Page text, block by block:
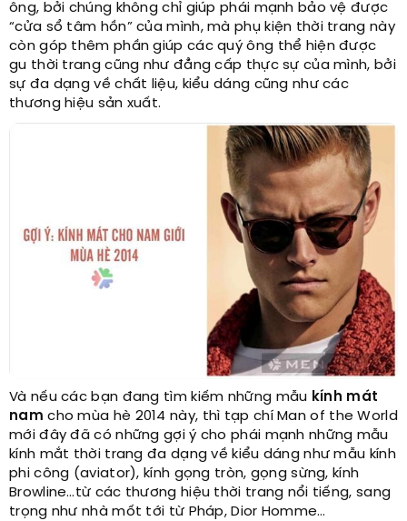
ông, bởi chúng không chỉ giúp phái mạnh bảo vệ được
“cửa sổ tâm hồn” của mình, mà phụ kiện thời trang này
còn góp thêm phần giúp các quý ông thể hiện được
gu thời trang cũng như đẳng cấp thực sự của mình, bởi
sự đa dạng về chất liệu, kiểu dáng cũng như các
thương hiệu sản xuất.
Và nếu các bạn đang tìm kiếm những mẫu kính mát
nam cho mùa hè 2014 này, thì tạp chí Man of the World
mới đây đã có những gợi ý cho phái mạnh những mẫu
kính mắt thời trang đa dạng về kiểu dáng như mẫu kính
phi công (aviator), kính gọng tròn, gọng sừng, kính
Browline…từ các thương hiệu thời trang nổi tiếng, sang
trọng như nhà mốt tới từ Pháp, Dior Homme…